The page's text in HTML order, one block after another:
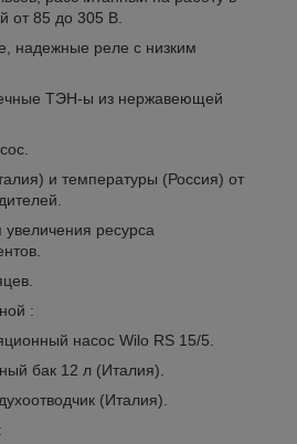
от 85 до 305 В.
надежные реле с низким
ТЭН-ы из нержавеющей
и температуры (Россия) от
ресурса
:
насос Wilo RS 15/5.
бак 12 л (Италия).
(Италия).